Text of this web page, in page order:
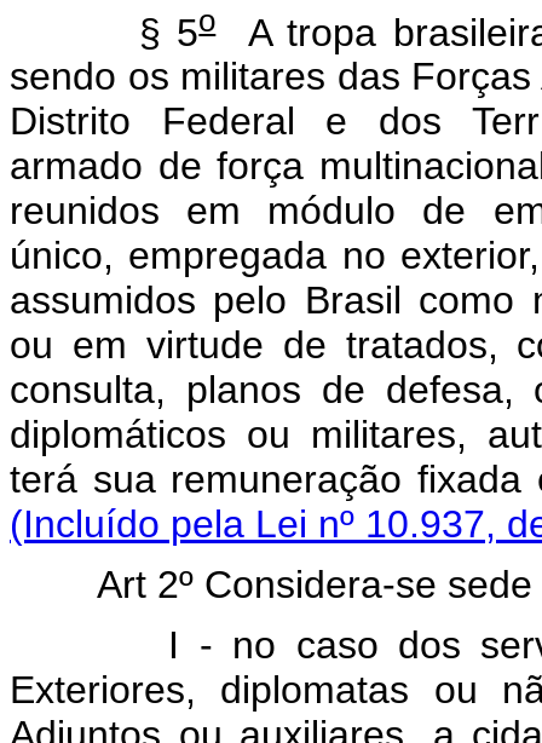
§ 5oA tropa
sendo os militares das
Distrito Federal e dos
armado de força
reunidos em módulo de
único, empregada no
assumidos pelo Brasil como
ou em virtude de tratados,
consulta, planos de defesa,
diplomáticos ou militares,
terá sua remuneração
(Incluído pela Lei nº 10.937,
Art 2º Considera-se
I - no caso dos
Exteriores, diplomatas ou